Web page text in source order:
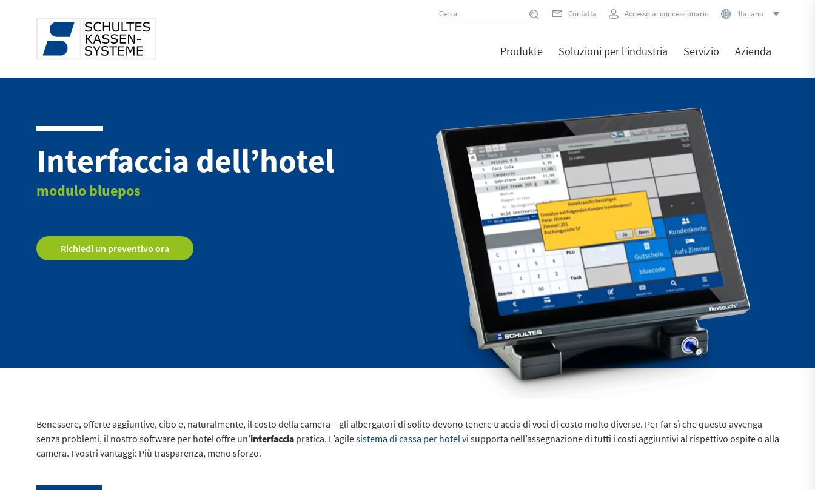
Contatta Accesso al concessionario Italiano
Produkte Soluzioni per l’industria Servizio Azienda
Interfaccia dell’hotel
modulo bluepos
Richiedi un preventivo ora
Benessere, offerte aggiuntive, cibo e, naturalmente, il costo della camera – gli albergatori di solito devono tenere traccia di voci di costo molto diverse. Per far sì che questo avvenga
senza problemi, il nostro software per hotel offre un’interfacciapratica. L’agilesistema di cassa per hotelvi supporta nell’assegnazione di tutti i costi aggiuntivi al rispettivo ospite o alla
camera. I vostri vantaggi: Più trasparenza, meno sforzo.